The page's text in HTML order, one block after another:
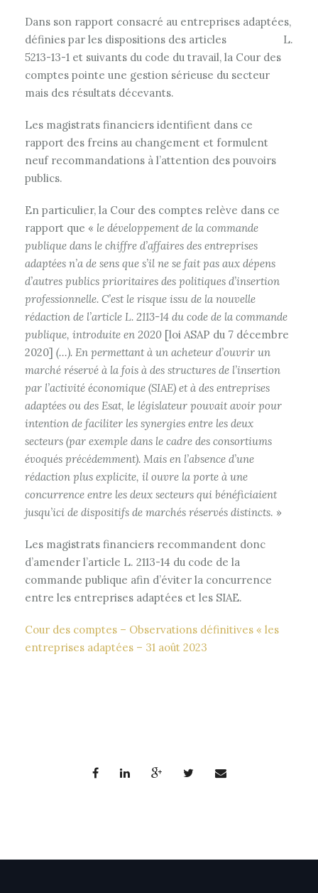
Dans son rapport consacré au entreprises adaptées,
définies par les dispositions des articles L.
5213-13-1 et suivants du code du travail, la Cour des
comptes pointe une gestion sérieuse du secteur
mais des résultats décevants.
Les magistrats financiers identifient dans ce
rapport des freins au changement et formulent
neuf recommandations à l’attention des pouvoirs
publics.
En particulier, la Cour des comptes relève dans ce
rapport que « le développement de la commande
publique dans le chiffre d’affaires des entreprises
adaptées n’a de sens que s’il ne se fait pas aux dépens
d’autres publics prioritaires des politiques d’insertion
professionnelle. C’est le risque issu de la nouvelle
rédaction de l’article L. 2113-14 du code de la commande
publique, introduite en 2020 [loi ASAP du 7 décembre
2020] (…). En permettant à un acheteur d’ouvrir un
marché réservé à la fois à des structures de l’insertion
par l’activité économique (SIAE) et à des entreprises
adaptées ou des Esat, le législateur pouvait avoir pour
intention de faciliter les synergies entre les deux
secteurs (par exemple dans le cadre des consortiums
évoqués précédemment). Mais en l’absence d’une
rédaction plus explicite, il ouvre la porte à une
concurrence entre les deux secteurs qui bénéficiaient
jusqu’ici de dispositifs de marchés réservés distincts. »
Les magistrats financiers recommandent donc
d’amender l’article L. 2113-14 du code de la
commande publique afin d’éviter la concurrence
entre les entreprises adaptées et les SIAE.
Cour des comptes – Observations définitives « les
entreprises adaptées – 31 août 2023